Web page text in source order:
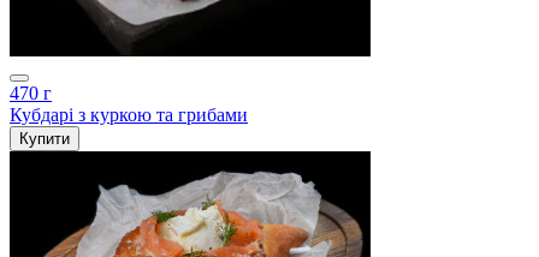
470 г
Кубдарі з куркою та грибами
Купити